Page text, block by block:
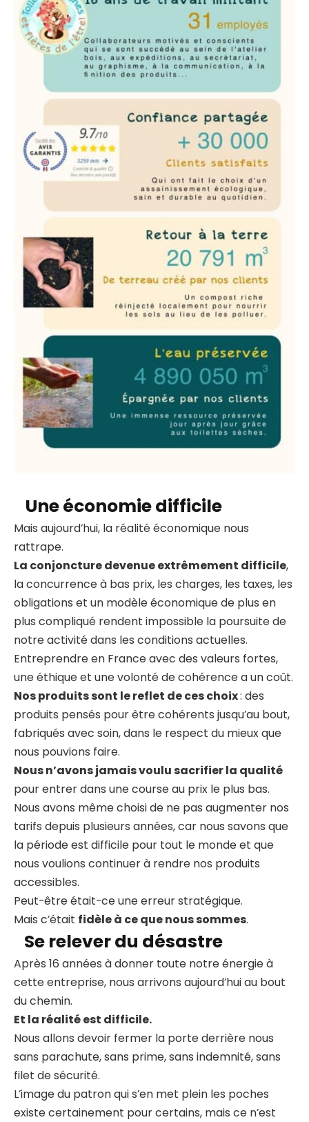
Une économie difficile
Mais aujourd’hui, la réalité économique nous
rattrape.
La conjoncture devenue extrêmement difficile,
la concurrence à bas prix, les charges, les taxes, les
obligations et un modèle économique de plus en
plus compliqué rendent impossible la poursuite de
notre activité dans les conditions actuelles.
Entreprendre en France avec des valeurs fortes,
une éthique et une volonté de cohérence a un coût.
Nos produits sont le reflet de ces choix: des
produits pensés pour être cohérents jusqu’au bout,
fabriqués avec soin, dans le respect du mieux que
nous pouvions faire.
Nous n’avons jamais voulu sacrifier la qualité
pour entrer dans une course au prix le plus bas.
Nous avons même choisi de ne pas augmenter nos
tarifs depuis plusieurs années, car nous savons que
la période est difficile pour tout le monde et que
nous voulions continuer à rendre nos produits
accessibles.
Peut-être était-ce une erreur stratégique.
Mais c’était fidèle à ce que nous sommes.
Se relever du désastre
Après 16 années à donner toute notre énergie à
cette entreprise, nous arrivons aujourd’hui au bout
du chemin.
Et la réalité est difficile.
Nous allons devoir fermer la porte derrière nous
sans parachute, sans prime, sans indemnité, sans
filet de sécurité.
L’image du patron qui s’en met plein les poches
existe certainement pour certains, mais ce n’est